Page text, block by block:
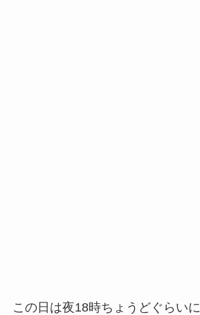
この日は夜18時ちょうどぐらいに